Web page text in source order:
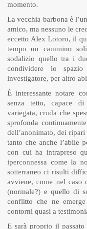
momento.
La vecchia barbona è
amico, ma nessuno le
eccetto Alex Lotoro, il
tempo un cammino
sodalizio quello tra i
condividere lo spazio
investigatore, per altro
È interessante notare
senza tetto, capace di
variegata, cruda che
sprofonda
dell’anonimato, dei
tanto che anche l’abile
con cui ha intrapreso
iperconnessa come la
sotterraneo ci risulti
avviene, come nel caso
(normale?) e quello di
conflitto che ne
contorni quasi a
E sarà proprio il